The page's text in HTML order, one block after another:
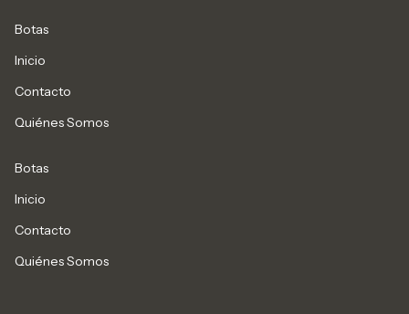
Botas
Inicio
Contacto
Quiénes Somos
Botas
Inicio
Contacto
Quiénes Somos